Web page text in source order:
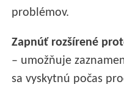
problémov.
Zapnúť rozšírené
– umožňuje
sa vyskytnú počas